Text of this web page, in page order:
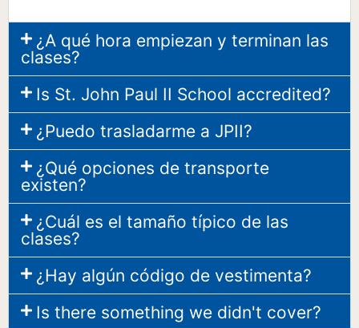
¿A qué hora empiezan y terminan las
clases?
Is St. John Paul II School accredited?
¿Puedo trasladarme a JPII?
¿Qué opciones de transporte
existen?
¿Cuál es el tamaño típico de las
clases?
¿Hay algún código de vestimenta?
Is there something we didn't cover?